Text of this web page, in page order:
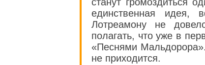
единственная идея,
Лотреамону не
полагать, что уже в
«Песнями
не приходится.